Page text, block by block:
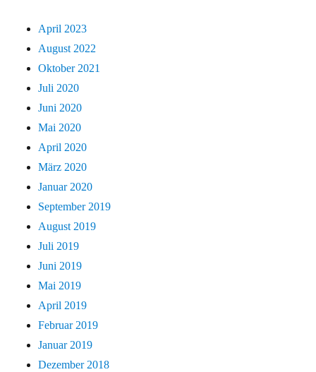
April 2023
August 2022
Oktober 2021
Juli 2020
Juni 2020
Mai 2020
April 2020
März 2020
Januar 2020
September 2019
August 2019
Juli 2019
Juni 2019
Mai 2019
April 2019
Februar 2019
Januar 2019
Dezember 2018